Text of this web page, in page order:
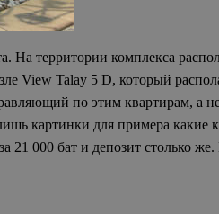
На территории комплекса
View Talay 5 D, который
по этим квартирам, а
картинки для примера
21 000 бат и депозит столько